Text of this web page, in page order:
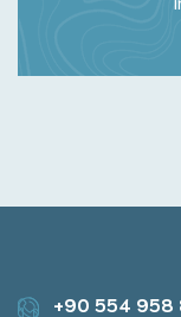
+90 554 958